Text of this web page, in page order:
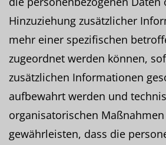
Hinzuziehung zusätzlicher
mehr einer spezifischen
zugeordnet werden können,
zusätzlichen Informationen
aufbewahrt werden und
organisatorischen
gewährleisten, dass die